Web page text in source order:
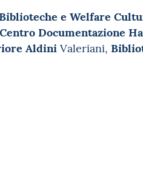
e Welfare
Centro Documentazione
Aldini Valeriani,